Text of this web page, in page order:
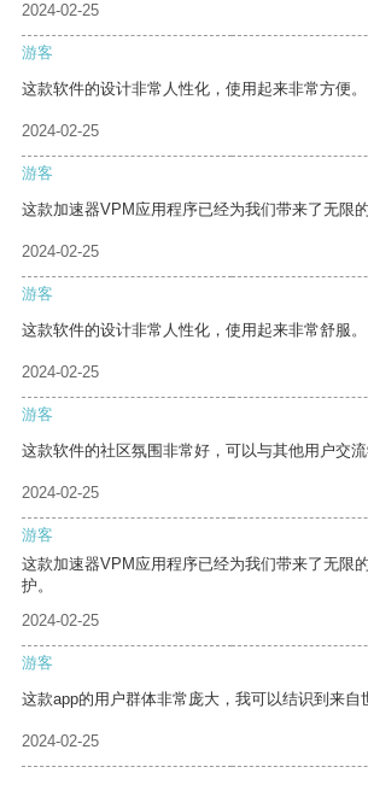
2024-02-25
游客
这款软件的设计非常人性化，使用起来非常方便。
2024-02-25
游客
这款加速器VPM应用程序已经为我们带来了无限
2024-02-25
游客
这款软件的设计非常人性化，使用起来非常舒服。
2024-02-25
游客
这款软件的社区氛围非常好，可以与其他用户交流
2024-02-25
游客
这款加速器VPM应用程序已经为我们带来了无限
护。
2024-02-25
游客
这款app的用户群体非常庞大，我可以结识到来自
2024-02-25